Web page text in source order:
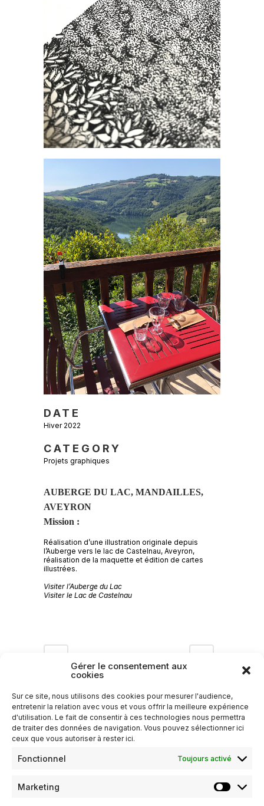
Gérer le consentement aux
cookies
Sur ce site, nous utilisons des cookies pour mesurer l'audience,
entretenir la relation avec vous et vous offrir la meilleure expérience
d'utilisation. Le fait de consentir à ces technologies nous permettra
de traiter des données de navigation. Vous pouvez sélectionner ici
ceux que vous autoriser à rester ici.
Fonctionnel Toujours activé
Marketing
DATE
Hiver 2022
CATEGORY
Projets graphiques
AUBERGE DU LAC, MANDAILLES,
AVEYRON
Mission :
Réalisation d’une illustration originale depuis
l’Auberge vers le lac de Castelnau, Aveyron,
réalisation de la maquette et édition de cartes
illustrées.
Visiter l’Auberge du Lac
Visiter le Lac de Castelnau